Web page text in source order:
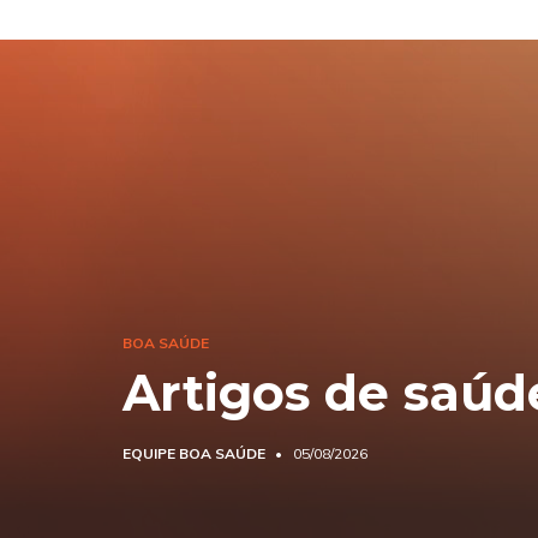
BOA SAÚDE
Artigos de
EQUIPE BOA SAÚDE 05/08/2026